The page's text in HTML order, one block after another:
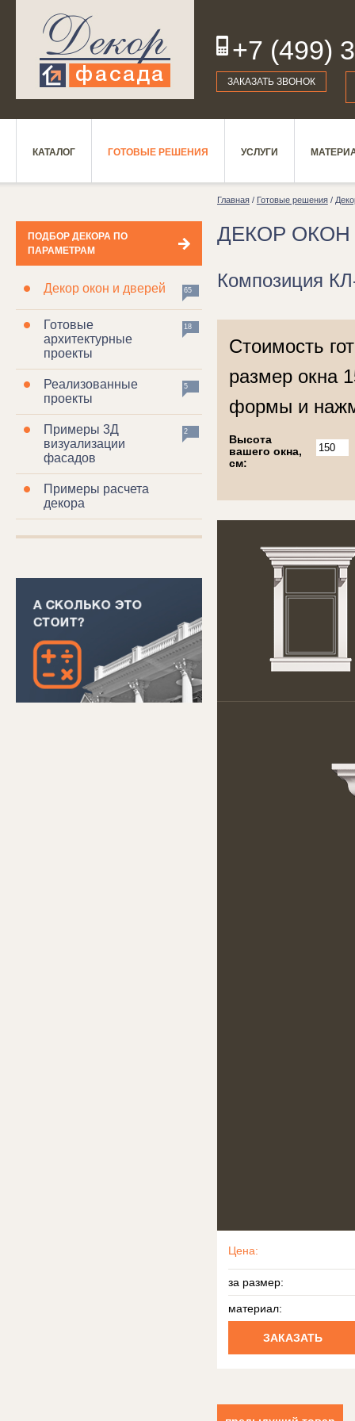
+7 (499)
19
ЗАКАЗАТЬ ЗВОНОК
КАТАЛОГ ГОТОВЫЕ РЕШЕНИЯ УСЛУГИ
ПОДБОР ДЕКОРА ПО
ПАРАМЕТРАМ
Декор окон и дверей 65
Готовые
архитектурные
проекты
18
Реализованные
проекты
5
Примеры 3Д
визуализации
фасадов
2
Примеры расчета
декора
Главная/ Готовые решения/
ДЕКОР
Композиция
Стоимость
размер окна
формы и
Высота
вашего окна,
см:
Цена:
за размер:
материал:
ЗАКАЗАТЬ